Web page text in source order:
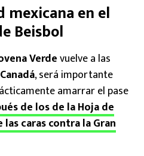
mexicana en el
Beisbol
Verdevuelve a las
Canadá, será importante
amarrar el pase
de los de la Hoja de
caras contra la Gran